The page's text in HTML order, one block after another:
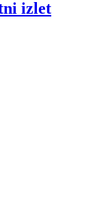
izlet